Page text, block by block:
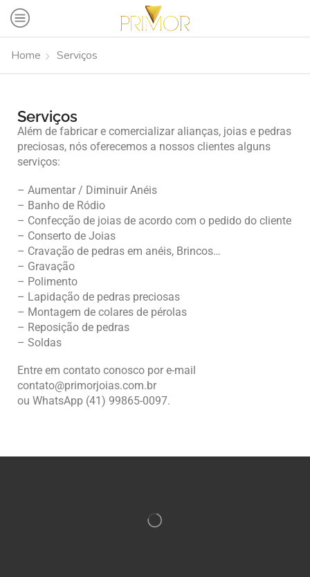
Home Serviços
Serviços
Além de fabricar e comercializar alianças, joias e pedras
preciosas, nós oferecemos a nossos clientes alguns
serviços:
– Aumentar / Diminuir Anéis
– Banho de Ródio
– Confecção de joias de acordo com o pedido do cliente
– Conserto de Joias
– Cravação de pedras em anéis, Brincos…
– Gravação
– Polimento
– Lapidação de pedras preciosas
– Montagem de colares de pérolas
– Reposição de pedras
– Soldas
Entre em contato conosco por e-mail
contato@primorjoias.com.br
ou WhatsApp (41) 99865-0097.